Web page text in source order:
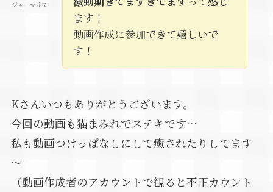
ジャーマネK
ます！
動画作成に参加できて嬉しいで
す！
Kさんいつもありがとうございます。
今回の動画も猫まみれでステキです…
私も動画つけっぱなしにして癒されたりしてます
～
（動画作成者のアカウントで観ると不正カウント